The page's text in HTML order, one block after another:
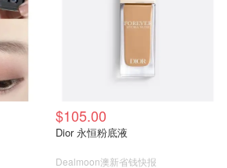
$105.00
Dior 永恒粉底液
Dealmoon澳新省钱快报